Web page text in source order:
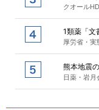
クオール
1類薬「文
厚労省・実
熊本地震
日薬・岩月